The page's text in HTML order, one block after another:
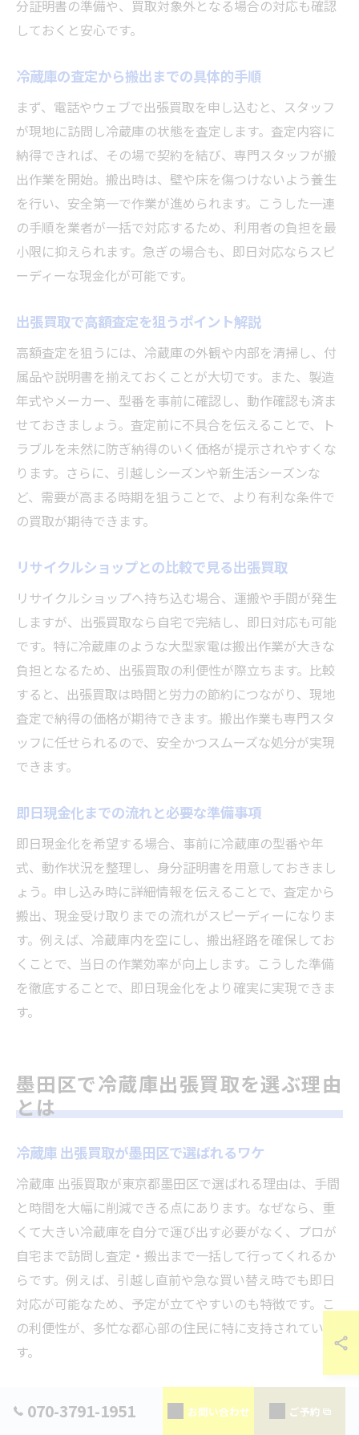
分証明書の準備や、買取対象外となる場合の対応も確認
しておくと安心です。
冷蔵庫の査定から搬出までの具体的手順
まず、電話やウェブで出張買取を申し込むと、スタッフ
が現地に訪問し冷蔵庫の状態を査定します。査定内容に
納得できれば、その場で契約を結び、専門スタッフが搬
出作業を開始。搬出時は、壁や床を傷つけないよう養生
を行い、安全第一で作業が進められます。こうした一連
の手順を業者が一括で対応するため、利用者の負担を最
小限に抑えられます。急ぎの場合も、即日対応ならスピ
ーディーな現金化が可能です。
出張買取で高額査定を狙うポイント解説
高額査定を狙うには、冷蔵庫の外観や内部を清掃し、付
属品や説明書を揃えておくことが大切です。また、製造
年式やメーカー、型番を事前に確認し、動作確認も済ま
せておきましょう。査定前に不具合を伝えることで、ト
ラブルを未然に防ぎ納得のいく価格が提示されやすくな
ります。さらに、引越しシーズンや新生活シーズンな
ど、需要が高まる時期を狙うことで、より有利な条件で
の買取が期待できます。
リサイクルショップとの比較で見る出張買取
リサイクルショップへ持ち込む場合、運搬や手間が発生
しますが、出張買取なら自宅で完結し、即日対応も可能
です。特に冷蔵庫のような大型家電は搬出作業が大きな
負担となるため、出張買取の利便性が際立ちます。比較
すると、出張買取は時間と労力の節約につながり、現地
査定で納得の価格が期待できます。搬出作業も専門スタ
ッフに任せられるので、安全かつスムーズな処分が実現
できます。
即日現金化までの流れと必要な準備事項
即日現金化を希望する場合、事前に冷蔵庫の型番や年
式、動作状況を整理し、身分証明書を用意しておきまし
ょう。申し込み時に詳細情報を伝えることで、査定から
搬出、現金受け取りまでの流れがスピーディーになりま
す。例えば、冷蔵庫内を空にし、搬出経路を確保してお
くことで、当日の作業効率が向上します。こうした準備
を徹底することで、即日現金化をより確実に実現できま
す。
墨田区で冷蔵庫出張買取を選ぶ理由
とは
冷蔵庫 出張買取が墨田区で選ばれるワケ
冷蔵庫 出張買取が東京都墨田区で選ばれる理由は、手間
と時間を大幅に削減できる点にあります。なぜなら、重
くて大きい冷蔵庫を自分で運び出す必要がなく、プロが
自宅まで訪問し査定・搬出まで一括して行ってくれるか
らです。例えば、引越し直前や急な買い替え時でも即日
対応が可能なため、予定が立てやすいのも特徴です。こ
の利便性が、多忙な都心部の住民に特に支持されていま
す。
墨田区リサイクルショップとの違いを比較
070-3791-1951 お問い合わせ ご予約